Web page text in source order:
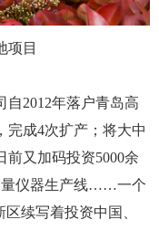
项目
自2012年落户青岛高
完成4次扩产；将大中
前又加码投资5000余
量仪器生产线……一个
续写着投资中国、